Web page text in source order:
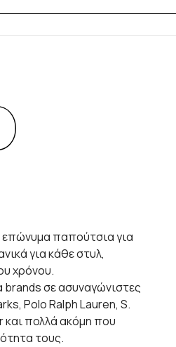
παπούτσια για
για κάθε στυλ,
χρόνου.
brands σε ασυναγώνιστες
Polo Ralph Lauren, S.
και πολλά ακόμη που
τους.